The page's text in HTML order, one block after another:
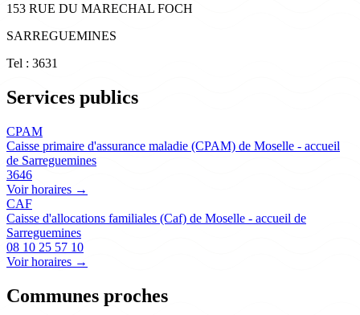
153 RUE DU MARECHAL FOCH
SARREGUEMINES
Tel : 3631
Services publics
CPAM
Caisse primaire d'assurance maladie (CPAM) de Moselle - accueil
de Sarreguemines
3646
Voir horaires →
CAF
Caisse d'allocations familiales (Caf) de Moselle - accueil de
Sarreguemines
08 10 25 57 10
Voir horaires →
Communes proches